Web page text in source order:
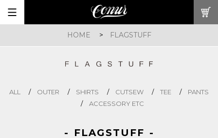
HOME > FLAGSTUFF
ALL OUTER SHIRTS CUTSEW TEE
PANTS
ACCESSORY ETC
FLAGSTUFF